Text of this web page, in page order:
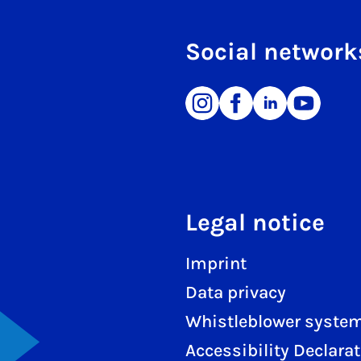
Social
Legal notice
Imprint
Data privacy
Whistleblower
Accessibility